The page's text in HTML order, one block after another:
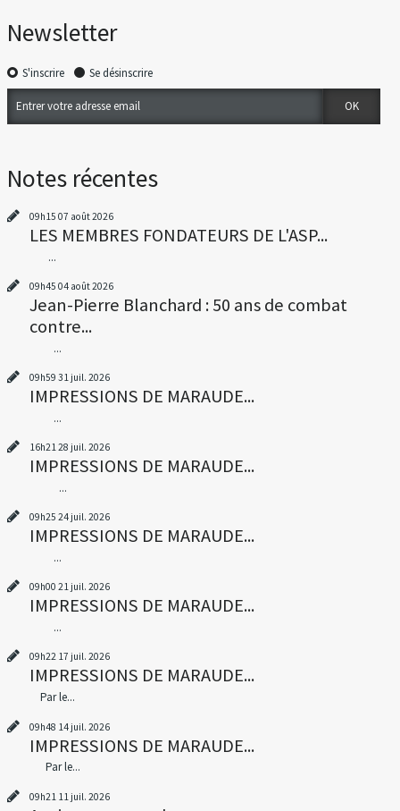
Newsletter
S'inscrire Se désinscrire
Notes récentes
09h15 07 août 2026
LES MEMBRES FONDATEURS DE L'ASP...
...
09h45 04 août 2026
Jean-Pierre Blanchard : 50 ans de combat
contre...
...
09h59 31 juil. 2026
IMPRESSIONS DE MARAUDE...
...
16h2128 juil. 2026
IMPRESSIONS DE MARAUDE...
...
09h25 24 juil. 2026
IMPRESSIONS DE MARAUDE...
...
09h00 21 juil. 2026
IMPRESSIONS DE MARAUDE...
...
09h22 17 juil. 2026
IMPRESSIONS DE MARAUDE...
Par le...
09h48 14 juil. 2026
IMPRESSIONS DE MARAUDE...
Par le...
09h21 11 juil. 2026